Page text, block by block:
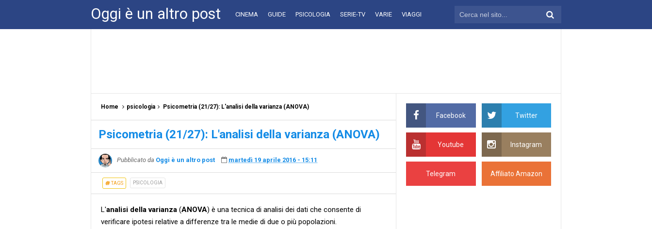
Oggi è un altro post CINEMA GUIDE PSICOLOGIA SERIE-TV VARIE VIAGGI
Home psicologia Psicometria (21/27): L'analisi della varianza (ANOVA)
Psicometria (21/27): L'analisi della varianza (ANOVA)
Pubblicato da Oggi è un altro post martedì 19 aprile 2016 - 15:11
TAGS PSICOLOGIA
L'analisi della varianza (ANOVA) è una tecnica di analisi dei dati che consente di
verificare ipotesi relative a differenze tra le medie di due o più popolazioni.
Facebook Twitter
Youtube Instagram
Telegram Affiliato Amazon